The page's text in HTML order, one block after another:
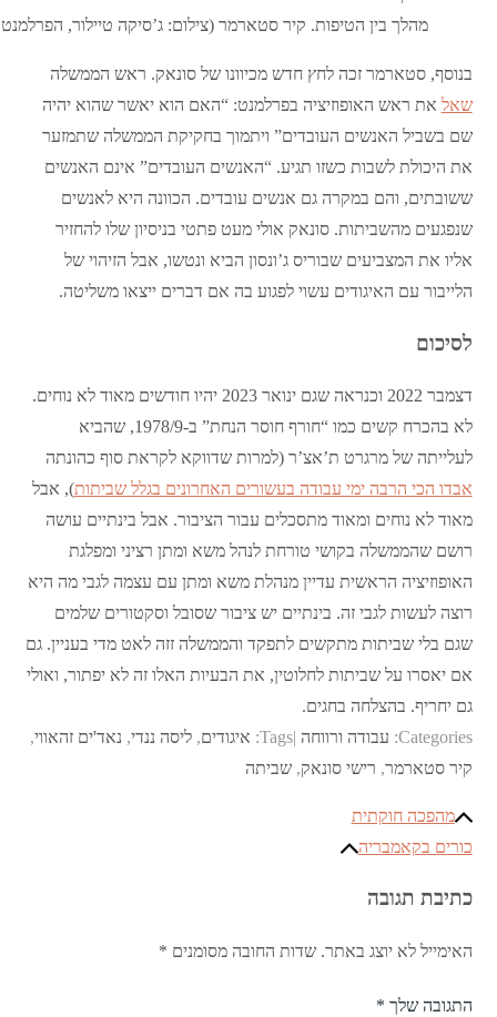
מהלך בין הטיפות. קיר סטארמר (צילום: ג’סיקה טיילור,
בנוסף, סטארמר זכה לחץ חדש מכיוונו של סונאק. ראש הממשלה
שאל את ראש האופוזיציה בפרלמנט: “האם הוא יאשר שהוא יהיה
שם בשביל האנשים העובדים” ויתמוך בחקיקת הממשלה שתמזער
את היכולת לשבות כשזו תגיע. “האנשים העובדים” אינם האנשים
ששובתים, והם במקרה גם אנשים עובדים. הכוונה היא לאנשים
שנפגעים מהשביתות. סונאק אולי מעט פתטי בניסיון שלו להחזיר
אליו את המצביעים שבוריס ג’ונסון הביא ונטשו, אבל הזיהוי של
הלייבור עם האיגודים עשוי לפגוע בה אם דברים ייצאו משליטה.
לסיכום
דצמבר 2022 וכנראה שגם ינואר 2023 יהיו חודשים מאוד לא נוחים.
לא בהכרח קשים כמו “חורף חוסר הנחת” ב-1978/9, שהביא
לעלייתה של מרגרט ת’אצ’ר (למרות שדווקא לקראת סוף כהונתה
אבדו הכי הרבה ימי עבודה בעשורים האחרונים בגלל שביתות), אבל
מאוד לא נוחים ומאוד מתסכלים עבור הציבור. אבל בינתיים עושה
רושם שהממשלה בקושי טורחת לנהל משא ומתן רציני ומפלגת
האופוזיציה הראשית עדיין מנהלת משא ומתן עם עצמה לגבי מה היא
רוצה לעשות לגבי זה. בינתיים יש ציבור שסובל וסקטורים שלמים
שגם בלי שביתות מתקשים לתפקד והממשלה זזה לאט מדי בעניין. גם
אם יאסרו על שביתות לחלוטין, את הבעיות האלו זה לא יפתור, ואולי
גם יחריף. בהצלחה בחגים.
Categories: עבודה ורווחה Tags: איגודים,ליסה ננדי, נאד'ים זהאווי,
קיר סטארמר, רישי סונאק,שביתה
ניווט
מהפכה חוקתית
כורים בקאמבריה
כתיבת תגובה
האימייל לא יוצג באתר. שדות החובה מסומנים *
התגובה שלך *